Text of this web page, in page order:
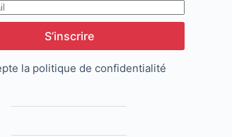
S’inscrire
la politique de confidentialité